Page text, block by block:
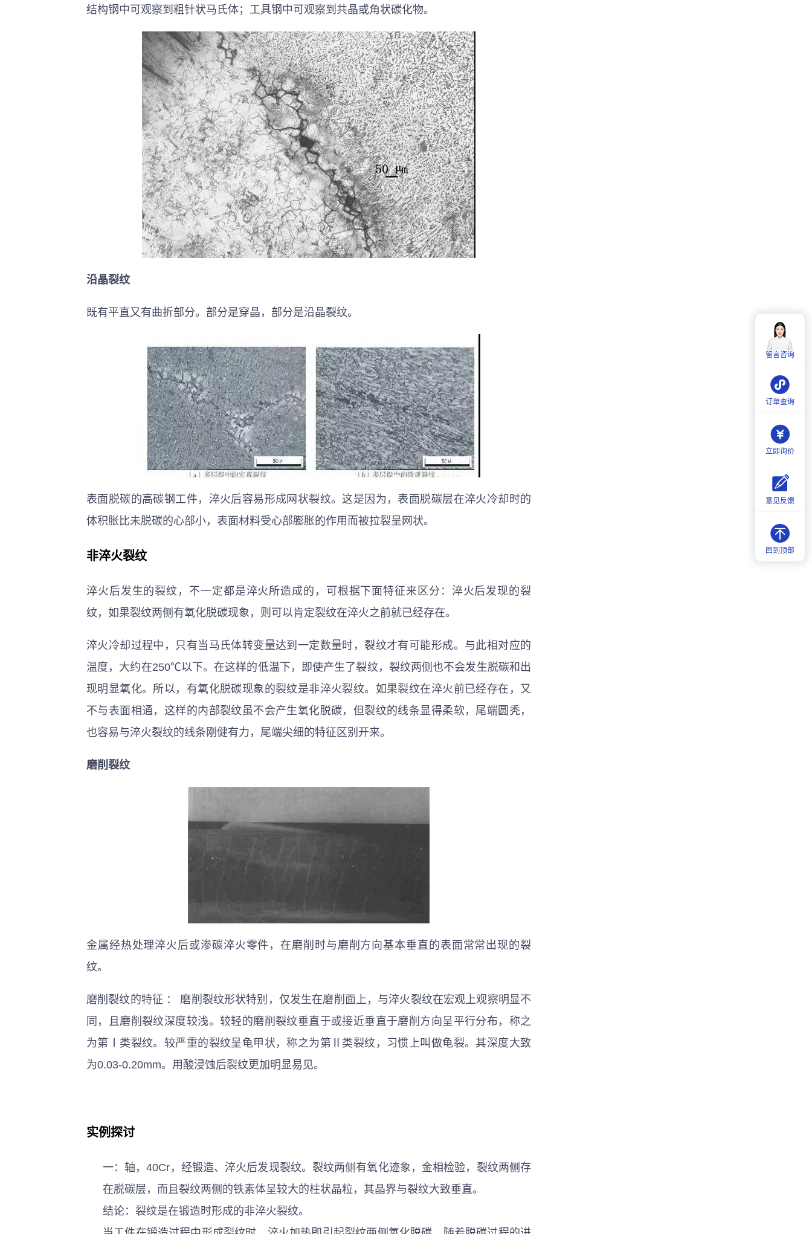
留言咨询
订单查询
立即询价
意见反馈
回到顶部
结构钢中可观察到粗针状马氏体；工具钢中可观察到共晶或角状碳化物。
沿晶裂纹
既有平直又有曲折部分。部分是穿晶，部分是沿晶裂纹。
表面脱碳的高碳钢工件，淬火后容易形成网状裂纹。这是因为，表面脱碳层在淬火冷却时的
体积胀比未脱碳的心部小，表面材料受心部膨胀的作用而被拉裂呈网状。
非淬火裂纹
淬火后发生的裂纹，不一定都是淬火所造成的，可根据下面特征来区分：淬火后发现的裂
纹，如果裂纹两侧有氧化脱碳现象，则可以肯定裂纹在淬火之前就已经存在。
淬火冷却过程中，只有当马氏体转变量达到一定数量时，裂纹才有可能形成。与此相对应的
温度，大约在250℃以下。在这样的低温下，即使产生了裂纹，裂纹两侧也不会发生脱碳和出
现明显氧化。所以，有氧化脱碳现象的裂纹是非淬火裂纹。如果裂纹在淬火前已经存在，又
不与表面相通，这样的内部裂纹虽不会产生氧化脱碳，但裂纹的线条显得柔软，尾端圆秃，
也容易与淬火裂纹的线条刚健有力，尾端尖细的特征区别开来。
磨削裂纹
金属经热处理淬火后或渗碳淬火零件，在磨削时与磨削方向基本垂直的表面常常出现的裂
纹。
磨削裂纹的特征 ： 磨削裂纹形状特别，仅发生在磨削面上，与淬火裂纹在宏观上观察明显不
同，且磨削裂纹深度较浅。较轻的磨削裂纹垂直于或接近垂直于磨削方向呈平行分布，称之
为第Ⅰ类裂纹。较严重的裂纹呈龟甲状，称之为第Ⅱ类裂纹，习惯上叫做龟裂。其深度大致
为0.03-0.20mm。用酸浸蚀后裂纹更加明显易见。
实例探讨
一：轴，40Cr，经锻造、淬火后发现裂纹。裂纹两侧有氧化迹象，金相检验，裂纹两侧存
在脱碳层，而且裂纹两侧的铁素体呈较大的柱状晶粒，其晶界与裂纹大致垂直。
结论：裂纹是在锻造时形成的非淬火裂纹。